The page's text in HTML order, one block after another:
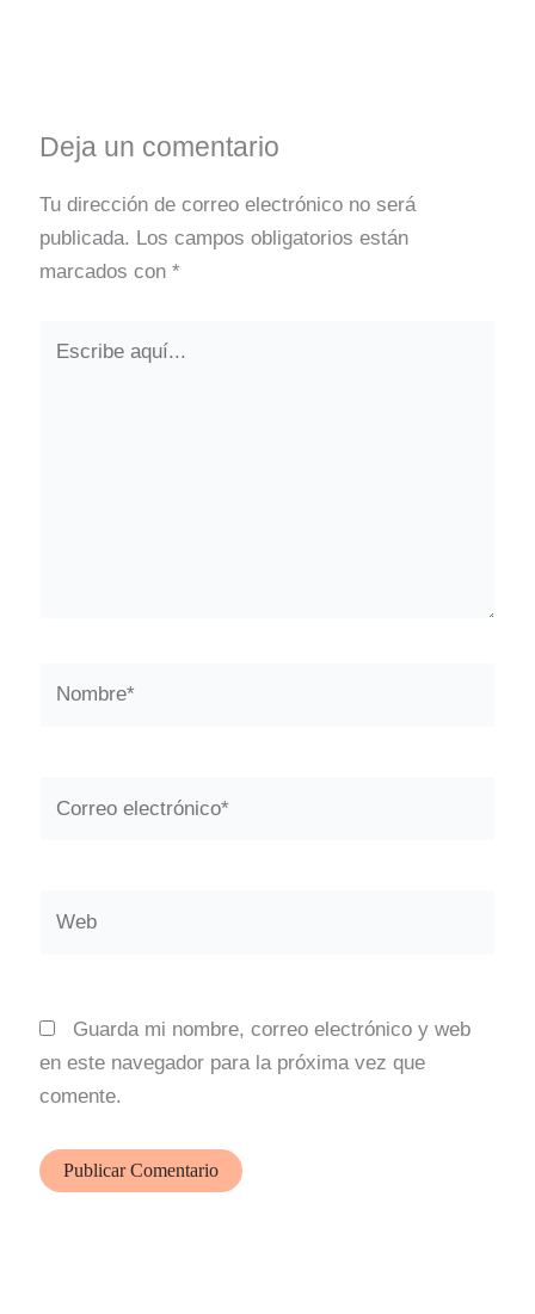
Deja un comentario
Tu dirección de correo electrónico no será
publicada. Los campos obligatorios están
marcados con*
Guarda mi nombre, correo electrónico y web
en este navegador para la próxima vez que
comente.